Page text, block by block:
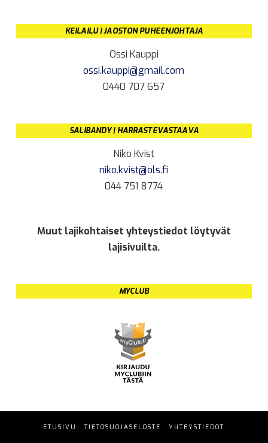
KEILAILU | JAOSTON PUHEENJOHTAJA
Ossi Kauppi
ossi.kauppi@gmail.com
0440 707 657
SALIBANDY | HARRASTEVASTAAVA
Niko Kvist
niko.kvist@ols.fi
044 751 8774
Muut lajikohtaiset yhteystiedot löytyvät
lajisivuilta.
MYCLUB
ETUSIVU TIETOSUOJASELOSTE YHTEYSTIEDOT